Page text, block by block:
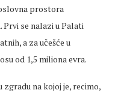
prostora
Prvi se nalazi u Palati
a za učešće u
od 1,5 miliona evra.
zgradu na kojoj je, recimo,